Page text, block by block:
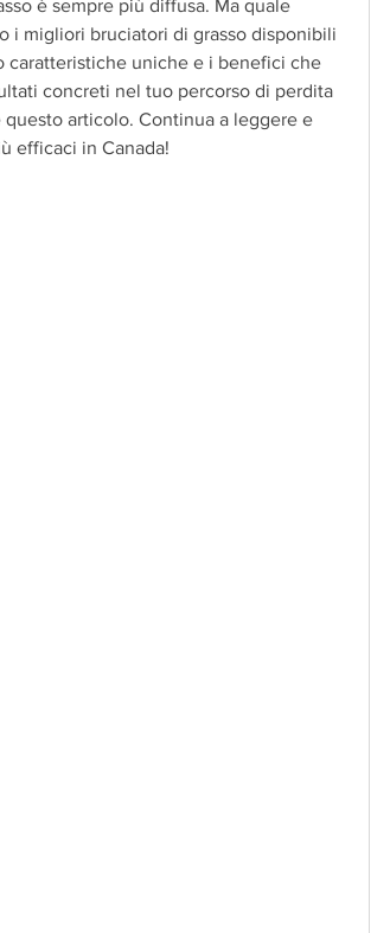
è sempre più diffusa. Ma quale
i migliori bruciatori di grasso disponibili
caratteristiche uniche e i benefici che
concreti nel tuo percorso di perdita
articolo. Continua a leggere e
efficaci in Canada!